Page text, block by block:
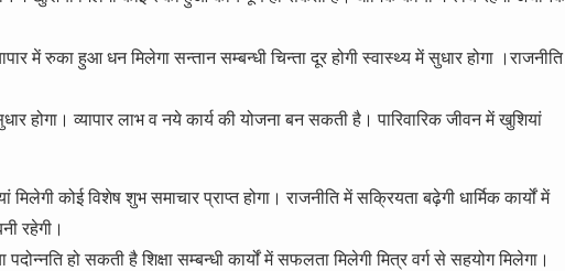
में रुका हुआ धन मिलेगा सन्तान सम्बन्धी चिन्ता दूर होगी स्वास्थ्य में सुधार होगा ।राजनीति
होगा। व्यापार लाभ व नये कार्य की योजना बन सकती है। पारिवारिक जीवन में खुशियां
कोई विशेष शुभ समाचार प्राप्त होगा। राजनीति में सक्रियता बढ़ेगी धार्मिक कार्यों में
रहेगी।
हो सकती है शिक्षा सम्बन्धी कार्यों में सफलता मिलेगी मित्र वर्ग से सहयोग मिलेगा।